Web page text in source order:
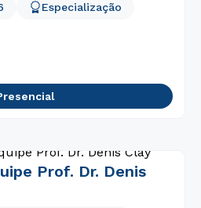
Especialização
Prof. Dr. Denis